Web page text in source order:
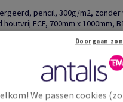
pencil, 300g/m2,
ECF, 700mm x 1000mm,
FSC Mix Credit
liquidatie: Onklopbare
We passen cookies